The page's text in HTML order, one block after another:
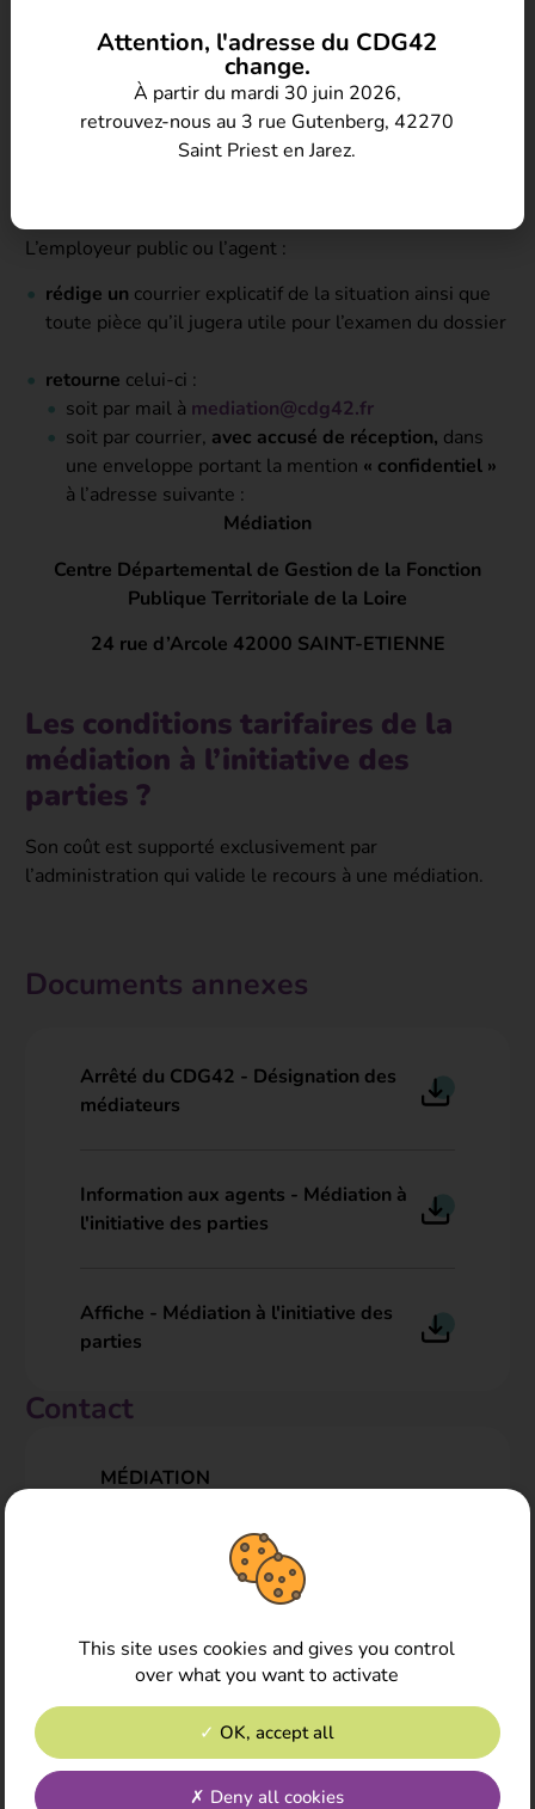
différend.
Le médiateur assure :impartialité, diligence, confiance,
confidentialité, indépendance, neutralité.
L’employeur public ou l’agent :
rédige un courrier explicatif de la situation ainsi que
toute pièce qu’il jugera utile pour l’examen du dossier
retourne celui-ci :
soit par mail à mediation@cdg42.fr
soit par courrier, avec accusé de réception, dans
une enveloppe portant la mention « confidentiel »
à l’adresse suivante :
Médiation
Centre Départemental de Gestion de la Fonction
Publique Territoriale de la Loire
24 rue d’Arcole 42000 SAINT-ETIENNE
Les conditions tarifaires de la
médiation à l’initiative des
parties ?
Son coût est supporté exclusivement par
l’administration qui valide le recours à une médiation.
Documents annexes
Arrêté du CDG42 - Désignation des
médiateurs
Information aux agents - Médiation à
l'initiative des parties
Affiche - Médiation à l'initiative des
parties
Contact
MÉDIATION
Secrétariat du service médiation
04 51 26 09 26 / 04 77 42 65 08
mediation@cdg42.fr
This site uses cookies and gives you control
over what you want to activate
OK, accept all
Deny all cookies
Attention, l'adresse du CDG42
change.
À partir du mardi 30 juin 2026,
retrouvez-nous au 3 rue Gutenberg, 42270
Saint Priest en Jarez.